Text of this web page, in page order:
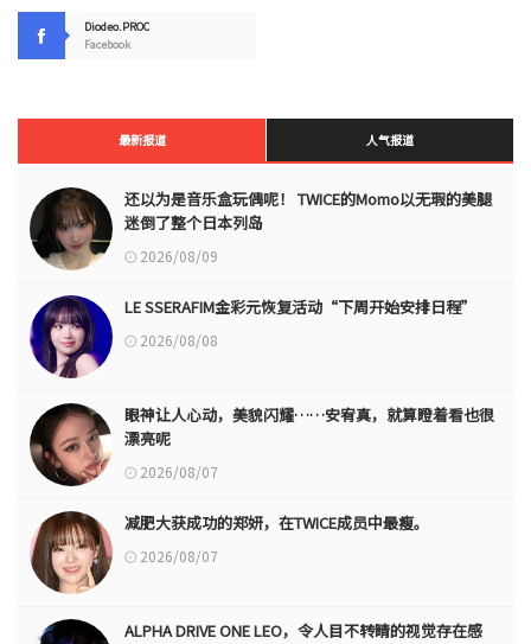
Diodeo.PROC
Facebook
最新报道 人气报道
还以为是音乐盒玩偶呢！ TWICE的Momo以无瑕的美腿
迷倒了整个日本列岛
2026/08/09
LE SSERAFIM金彩元恢复活动“下周开始安排日程”
2026/08/08
眼神让人心动，美貌闪耀……安宥真，就算瞪着看也很
漂亮呢
2026/08/07
减肥大获成功的郑妍，在TWICE成员中最瘦。
2026/08/07
ALPHA DRIVE ONE LEO，令人目不转睛的视觉存在感